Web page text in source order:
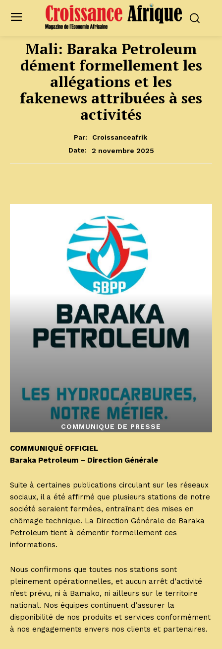
Mali: Baraka Petroleum
dément formellement les
allégations et les
fakenews attribuées à ses
activités
Par:
Croissanceafrik
Date:
2 novembre 2025
COMMUNIQUE DE PRESSE
COMMUNIQUÉ OFFICIEL
Baraka Petroleum – Direction Générale
Suite à certaines publications circulant sur les réseaux
sociaux, il a été affirmé que plusieurs stations de notre
société seraient fermées, entraînant des mises en
chômage technique. La Direction Générale de Baraka
Petroleum tient à démentir formellement ces
informations.
Nous confirmons que toutes nos stations sont
pleinement opérationnelles, et aucun arrêt d’activité
n’est prévu, ni à Bamako, ni ailleurs sur le territoire
national. Nos équipes continuent d’assurer la
disponibilité de nos produits et services conformément
à nos engagements envers nos clients et partenaires.